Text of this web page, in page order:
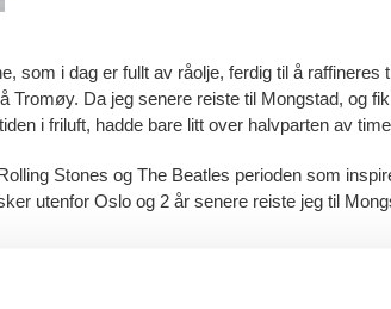
som i dag er fullt av råolje, ferdig til å
Da jeg senere reiste til Mongstad, og
i friluft, hadde bare litt over halvparten av
Stones og The Beatles perioden som
utenfor Oslo og 2 år senere reiste jeg til